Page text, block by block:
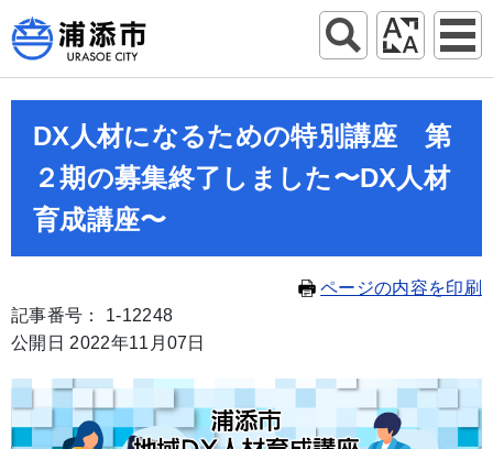
DX人材になるための特別講座 第
２期の募集終了しました〜DX人材
育成講座〜
ページの内容を印刷
記事番号： 1-12248
公開日 2022年11月07日